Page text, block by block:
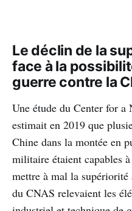
Le déclin de la
face à la
guerre contre la
Une étude du Center for
estimait en 2019 que
Chine dans la montée en
militaire étaient capables
mettre à mal la supériorité
du CNAS relevaient les